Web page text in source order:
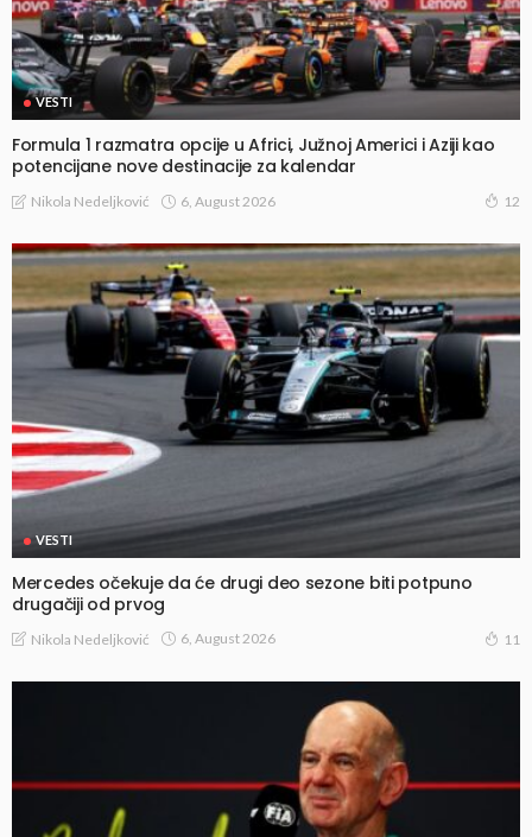
VESTI
Formula 1 razmatra opcije u Africi, Južnoj Americi i Aziji kao
potencijane nove destinacije za kalendar
Nikola Nedeljković 6, August 2026 12
VESTI
Mercedes očekuje da će drugi deo sezone biti potpuno
drugačiji od prvog
Nikola Nedeljković 6, August 2026 11